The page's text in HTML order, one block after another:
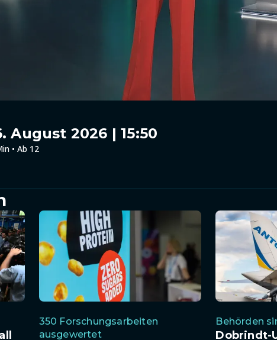
August 2026 | 15:50
• Ab 12
350 Forschungsarbeiten
ausgewertet
Behörden
Dobrindt-